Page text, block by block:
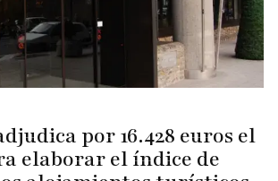
por 16.428 euros el
elaborar el índice de